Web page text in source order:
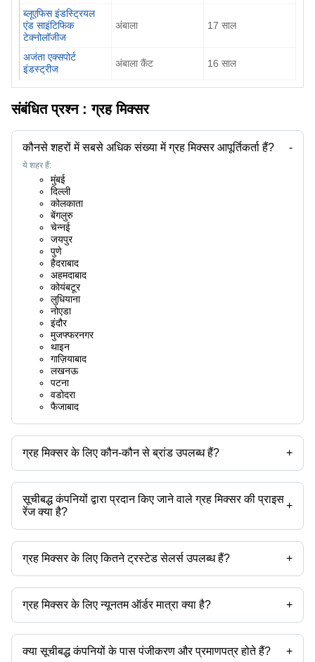
ब्लूएफिस इंडस्ट्रियल
एंड साइंटिफिक
टेक्नोलॉजीज
अंबाला 17 साल
अजंता एक्सपोर्ट
इंडस्ट्रीज
अंबाला कैंट 16 साल
संबंधित प्रश्न :ग्रह मिक्सर
कौनसे शहरों में सबसे अधिक संख्या में ग्रह मिक्सर आपूर्तिकर्ता हैं? -
ये शहर हैं:
मुंबई
दिल्ली
कोलकाता
बेंगलुरु
चेन्नई
जयपुर
पुणे
हैदराबाद
अहमदाबाद
कोयंबटूर
लुधियाना
नोएडा
इंदौर
मुजफ्फरनगर
थाइन
गाज़ियाबाद
लखनऊ
पटना
वडोदरा
फैजाबाद
ग्रह मिक्सर के लिए कौन-कौन से ब्रांड उपलब्ध हैं? +
उपलब्ध ब्रांड हैं -
सूचीबद्ध कंपनियों द्वारा प्रदान किए जाने वाले ग्रह मिक्सर की प्राइस
रेंज क्या है?
+
ग्रह मिक्सर की प्राइस रेंज है -
कंपनी का नाम मुद्रा प्रोडक्ट का नाम
जनशक्ति इंडस्ट्रीज डफ प्लैनेटरी
ग्रह मिक्सर के लिए कितने ट्रस्टेड सेलर्स उपलब्ध हैं? +
ग्रह मिक्सर के ट्रस्टेड सेलर्स हैं:
न फार्मा ेंगिनीर्स एंड कंसलटेंट
प्रितुल मचिनेस
ऑरेंज मुलती वेंचर्स
ब्लूएफिस इंडस्ट्रियल एंड साइंटिफिक टेक्नोलॉजीज
माइक्रो टेक्निक
ग्रह मिक्सर के लिए न्यूनतम ऑर्डर मात्रा क्या है? +
उत्पाद के साथ न्यूनतम ऑर्डर मात्रा उल्लेखित होती है और कंपनी से कंपनी भिन्न हो सकती
है।
क्या सूचीबद्ध कंपनियों के पास पंजीकरण और प्रमाणपत्र होते हैं? +